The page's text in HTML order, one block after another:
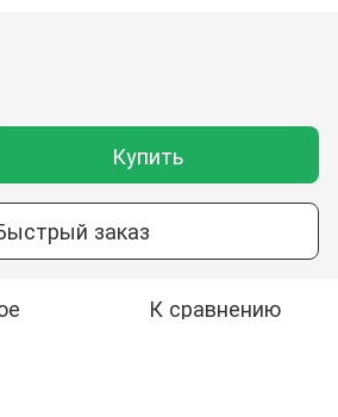
Купить
заказ
К сравнению